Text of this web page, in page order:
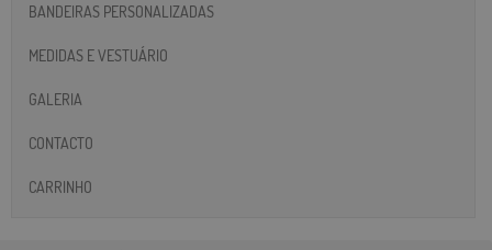
BANDEIRAS PERSONALIZADAS
MEDIDAS E VESTUÁRIO
GALERIA
CONTACTO
CARRINHO